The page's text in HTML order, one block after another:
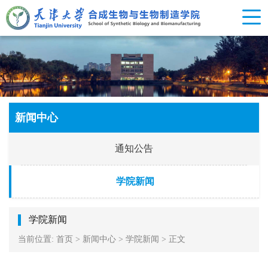
新闻中心
通知公告
学院新闻
学院新闻
当前位置: 首页 > 新闻中心 > 学院新闻 > 正文